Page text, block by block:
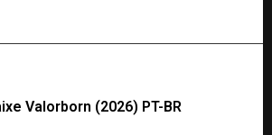
Valorborn (2026) PT-BR